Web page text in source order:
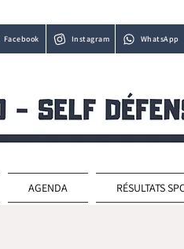
Facebook Instagram WhatsApp
AGENDA RÉSULTATS